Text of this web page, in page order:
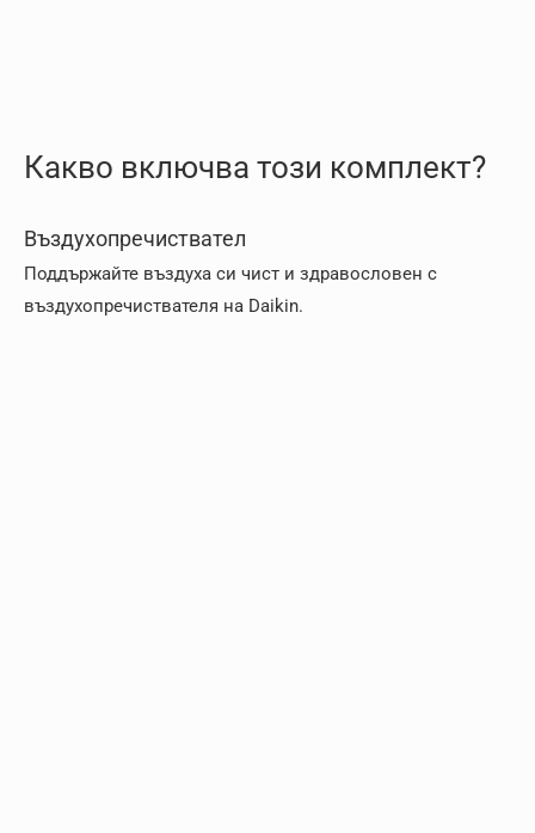
Какво включва този комплект?
Въздухопречиствател
Поддържайте въздуха си чист и здравословен с
въздухопречиствателя на Daikin.